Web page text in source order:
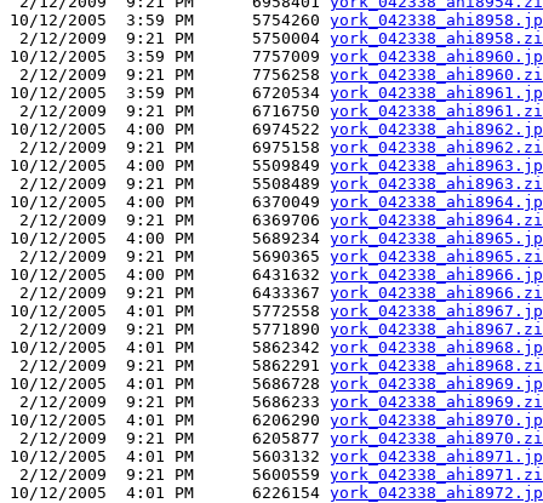
10/12/2005  3:59 PM      5754260
2/12/2009  9:21 PM      5750004
10/12/2005  3:59 PM      7757009
2/12/2009  9:21 PM      7756258
10/12/2005  3:59 PM      6720534
2/12/2009  9:21 PM      6716750
10/12/2005  4:00 PM      6974522
2/12/2009  9:21 PM      6975158
10/12/2005  4:00 PM      5509849
2/12/2009  9:21 PM      5508489
10/12/2005  4:00 PM      6370049
2/12/2009  9:21 PM      6369706
10/12/2005  4:00 PM      5689234
2/12/2009  9:21 PM      5690365
10/12/2005  4:00 PM      6431632
2/12/2009  9:21 PM      6433367
10/12/2005  4:01 PM      5772558
2/12/2009  9:21 PM      5771890
10/12/2005  4:01 PM      5862342
2/12/2009  9:21 PM      5862291
10/12/2005  4:01 PM      5686728
2/12/2009  9:21 PM      5686233
10/12/2005  4:01 PM      6206290
2/12/2009  9:21 PM      6205877
10/12/2005  4:01 PM      5603132
2/12/2009  9:21 PM      5600559
10/12/2005  4:01 PM      6226154